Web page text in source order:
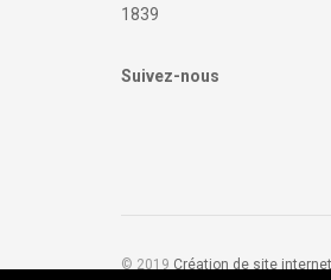
1839
Suivez-nous
© 2019 Création de site internet